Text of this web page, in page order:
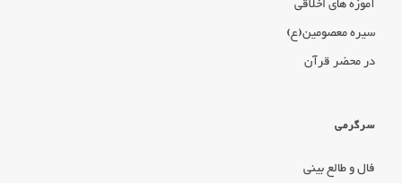
آموزه های اخلاقی
سیره معصومین(ع)
در محضر قرآن
سرگرمی
فال و طالع بینی